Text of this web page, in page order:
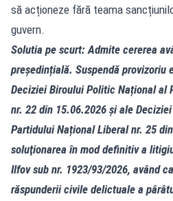
să acționeze fără teama
guvern.
Solutia pe scurt: Admite cererea
președințială. Suspendă provizoriu
Deciziei Biroului Politic Național al
nr. 22 din 15.06.2026 și ale
Partidului Național Liberal nr. 25
soluţionarea în mod definitiv a
Ilfov sub nr. 1923/93/2026, având
răspunderii civile delictuale a